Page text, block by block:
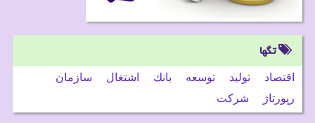
تگها
اقتصاد تولید توسعه بانك اشتغال
سازمان
رپورتاژ
شركت